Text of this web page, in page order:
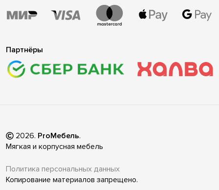
Партнёры
2026. ProМебель.
Мягкая и корпусная мебель
Политика персональных данных
Копирование материалов запрещено.